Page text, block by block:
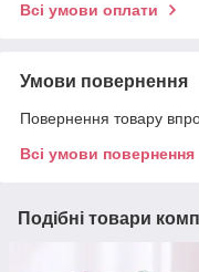
Всі умови оплати
Умови повернення
Повернення товару
Всі умови повернення
Подібні товари